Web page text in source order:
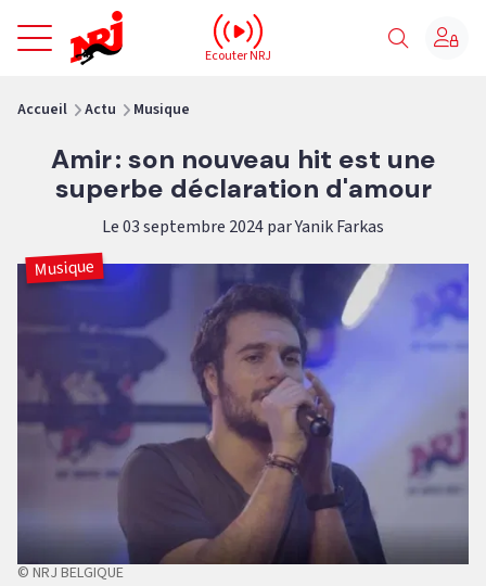
NRJ - Accueil
Ecouter NRJ
Accueil Actu Musique
Amir : son nouveau hit est une
superbe déclaration d'amour
Le 03 septembre 2024 par Yanik Farkas
Musique
© NRJ BELGIQUE